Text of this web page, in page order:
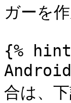
ガーを
{%
合は、